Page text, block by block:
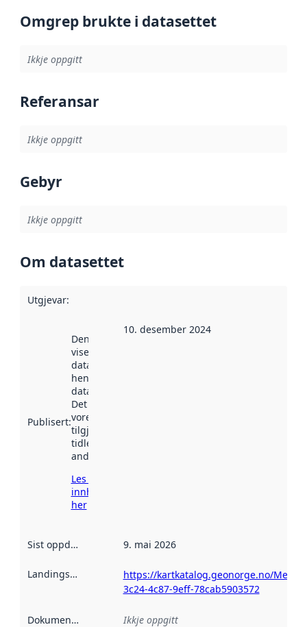
Omgrep brukte i datasettet
Ikkje oppgitt
Referansar
Ikkje oppgitt
Gebyr
Ikkje oppgitt
Om datasettet
Utgjevar:
Publisert:
Denne datoen
viser når
datasettet vart
henta inn av
data.norge.no.
Det kan ha
vore
tilgjengeleg
tidlegare
andre stader.
Les meir om
innhenting
her
10. desember 2024
Sist oppdatert 9. mai 2026
Landingsside
https://kartkatalog.geonorge.no/
3c24-4c87-9eff-78cab5903572
Dokumentasjon Ikkje oppgitt